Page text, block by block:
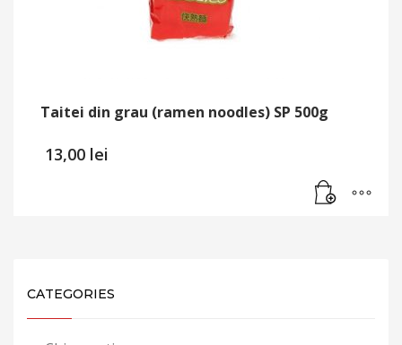
Taitei din grau (ramen noodles) SP 500g
13,00 lei
CATEGORIES